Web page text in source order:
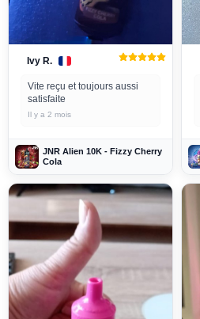
Ivy R.
Vite reçu et toujours aussi
satisfaite
Il y a 2 mois
JNR Alien 10K - Fizzy Cherry
Cola